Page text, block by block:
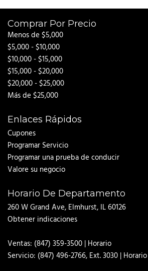
Comprar Por Precio
Menos de $5,000
$5,000 - $10,000
$10,000 - $15,000
$15,000 - $20,000
$20,000 - $25,000
Más de $25,000
Enlaces Rápidos
Cupones
Programar Servicio
Programar una prueba de conducir
Valore su negocio
Horario De Departamento
260 W Grand Ave, Elmhurst, IL 60126
Obtener indicaciones
Ventas: (847) 359-3500 | Horario
Servicio: (847) 496-2766 | Horario